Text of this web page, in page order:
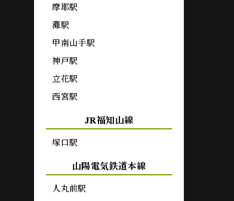
摩耶駅
灘駅
甲南山手駅
神戸駅
立花駅
西宮駅
JR福知山線
塚口駅
山陽電気鉄道本線
人丸前駅